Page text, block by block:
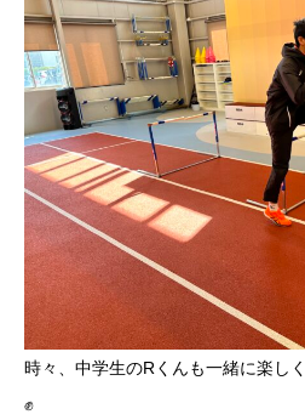
時々、中学生のRくんも一緒に楽し
✊